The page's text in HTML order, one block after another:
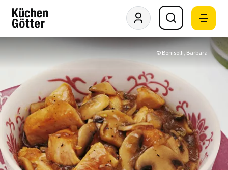
© Bonisolli, Barbara